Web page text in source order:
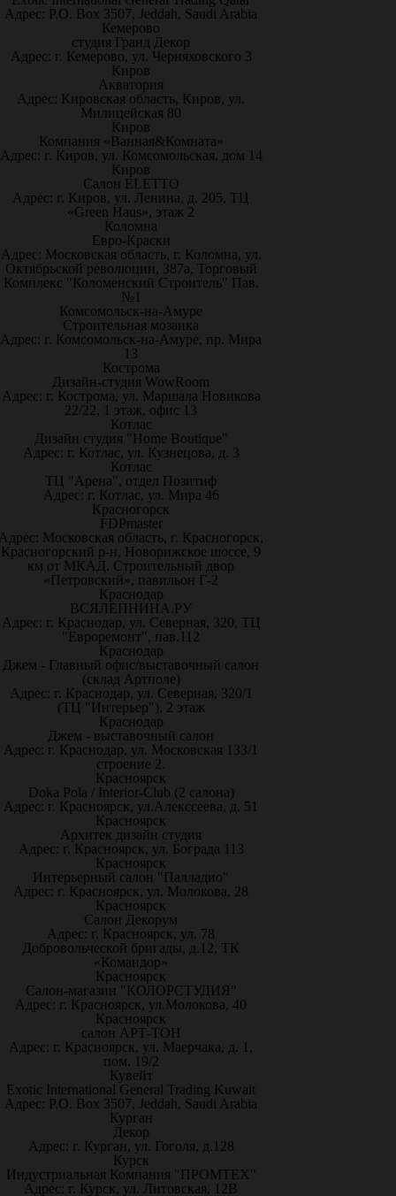
Адрес: P.O. Box 3507, Jeddah, Saudi Arabia
Кемерово
студия Гранд Декор
Адрес: г. Кемерово, ул. Черняховского 3
Киров
Акватория
Адрес: Кировская область, Киров, ул.
Милицейская 80
Киров
Компания «Ванная&Комната»
Адрес: г. Киров, ул. Комсомольская, дом 14
Киров
Салон ELETTO
Адрес: г. Киров, ул. Ленина, д. 205, ТЦ
«Green Haus», этаж 2
Коломна
Евро-Краски
Адрес: Московская область, г. Коломна, ул.
Октябрьской революции, 387а, Торговый
Комплекс "Коломенский Строитель" Пав.
№1
Комсомольск-на-Амуре
Строительная мозаика
Адрес: г. Комсомольск-на-Амуре, пр. Мира
13
Кострома
Дизайн-студия WowRoom
Адрес: г. Кострома, ул. Маршала Новикова
22/22, 1 этаж, офис 13
Котлас
Дизайн студия "Home Boutique"
Адрес: г. Котлас, ул. Кузнецова, д. 3
Котлас
ТЦ "Арена", отдел Позитиф
Адрес: г. Котлас, ул. Мира 46
Красногорск
FDPmaster
Московская область, г. Красногорск,
Красногорский р-н, Новорижское шоссе, 9
км от МКАД. Строительный двор
«Петровский», павильон Г-2
Краснодар
ВСЯЛЕПНИНА.РУ
Адрес: г. Краснодар, ул. Северная, 320, ТЦ
"Евроремонт", пав.112
Краснодар
Джем - Главный офис/выставочный салон
(склад Артполе)
Адрес: г. Краснодар, ул. Северная, 320/1
(ТЦ "Интерьер"), 2 этаж
Краснодар
Джем - выставочный салон
Адрес: г. Краснодар, ул. Московская 133/1
строение 2.
Красноярск
Doka Pola / Interior-Club (2 салона)
Адрес: г. Красноярск, ул.Алекссеева, д. 51
Красноярск
Архитек дизайн студия
Адрес: г. Красноярск, ул. Бограда 113
Красноярск
Интерьерный салон "Палладио"
Адрес: г. Красноярск, ул. Молокова, 28
Красноярск
Салон Декорум
Адрес: г. Красноярск, ул. 78
Добровольческой бригады, д.12, ТК
«Командор»
Красноярск
Салон-магазин "КОЛОРСТУДИЯ"
Адрес: г. Красноярск, ул.Молокова, 40
Красноярск
салон АРТ-ТОН
Адрес: г. Красноярск, ул. Маерчака, д. 1,
пом. 19/2
Кувейт
Exotic International General Trading Kuwait
Адрес: P.O. Box 3507, Jeddah, Saudi Arabia
Курган
Декор
Адрес: г. Курган, ул. Гоголя, д.128
Курск
Индустриальная Компания "ПРОМТЕХ"
Адрес: г. Курск, ул. Литовская, 12В